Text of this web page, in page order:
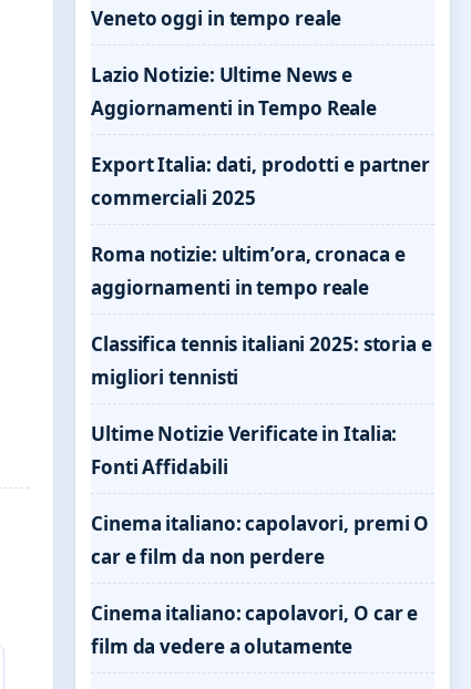
Veneto oggi in tempo reale
Lazio Notizie: Ultime News e
Aggiornamenti in Tempo Reale
Export Italia: dati, prodotti e partner
commerciali 2025
Roma notizie: ultim’ora, cronaca e
aggiornamenti in tempo reale
Classifica tennis italiani 2025: storia e
migliori tennisti
Ultime Notizie Verificate in Italia:
Fonti Affidabili
Cinema italiano: capolavori, premi O
car e film da non perdere
Cinema italiano: capolavori, O car e
film da vedere a olutamente